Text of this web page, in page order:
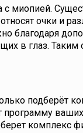
миопией.
очки и
благодаря
в глаз.
подберёт
программу
комплекс